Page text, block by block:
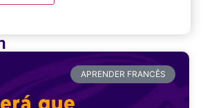
APRENDER FRANCÊS